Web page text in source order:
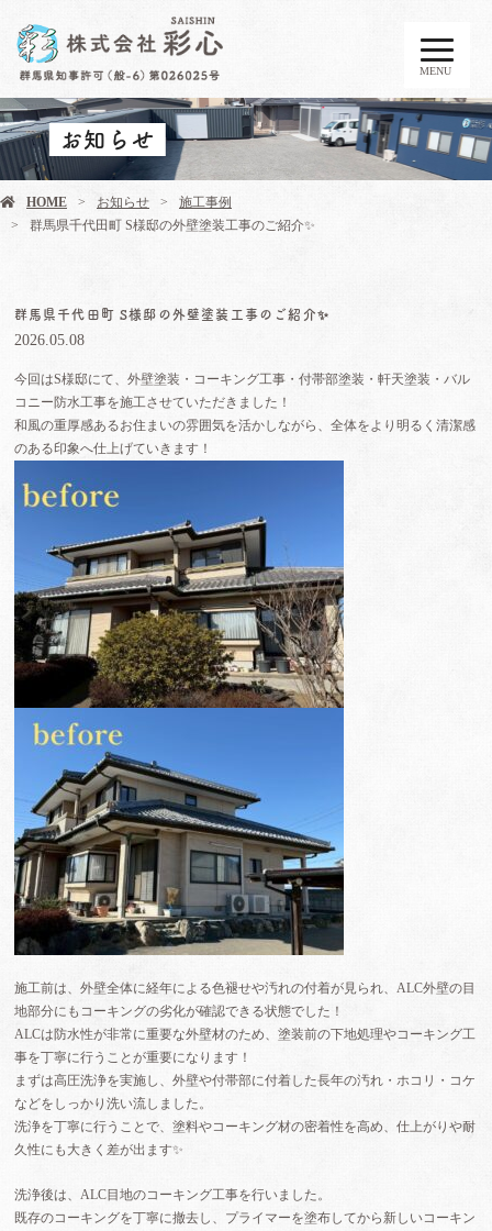
MENU
お知らせ
HOME お知らせ
施工事例
群馬県千代田町 S様邸の外壁塗装工事のご紹介✨
群馬県千代田町 S様邸の外壁塗装工事のご紹介✨
2026.05.08
今回はS様邸にて、外壁塗装・コーキング工事・付帯部塗装・軒天塗装・バル
コニー防水工事を施工させていただきました！
和風の重厚感あるお住まいの雰囲気を活かしながら、全体をより明るく清潔感
のある印象へ仕上げていきます！
施工前は、外壁全体に経年による色褪せや汚れの付着が見られ、ALC外壁の目
地部分にもコーキングの劣化が確認できる状態でした！
ALCは防水性が非常に重要な外壁材のため、塗装前の下地処理やコーキング工
事を丁寧に行うことが重要になります！
まずは高圧洗浄を実施し、外壁や付帯部に付着した長年の汚れ・ホコリ・コケ
などをしっかり洗い流しました。
洗浄を丁寧に行うことで、塗料やコーキング材の密着性を高め、仕上がりや耐
久性にも大きく差が出ます✨
洗浄後は、ALC目地のコーキング工事を行いました。
既存のコーキングを丁寧に撤去し、プライマーを塗布してから新しいコーキン